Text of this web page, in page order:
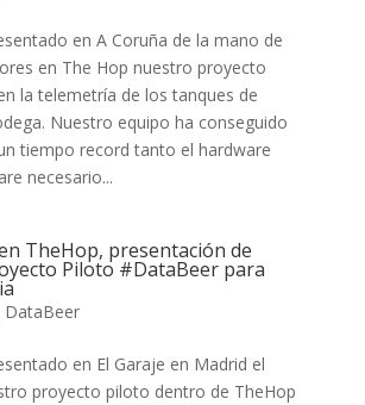
en A Coruña de la mano de
en The Hop nuestro proyecto
la telemetría de los tanques de
Nuestro equipo ha conseguido
tiempo record tanto el hardware
necesario...
TheHop, presentación de
Piloto #DataBeer para
DataBeer
en El Garaje en Madrid el
proyecto piloto dentro de TheHop